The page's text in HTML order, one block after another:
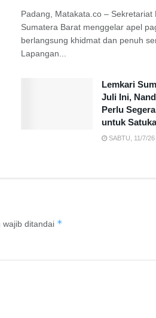
Padang, Matakata.co – Sekretariat
Sumatera Barat menggelar apel
berlangsung khidmat dan penuh
Lapangan...
Lemkari
Juli Ini,
Perlu
untuk
SABTU, 11/7/26
wajib ditandai *